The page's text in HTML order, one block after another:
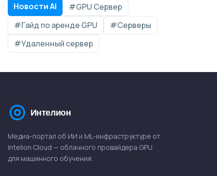
Новости AI
#GPU Сервер
#Гайд по аренде GPU
#Серверы
#Удаленный сервер
Медиа-портал об ИИ и ML-инфраструктуре от
Intelion Cloud — облачного провайдера GPU
для машинного обучения.